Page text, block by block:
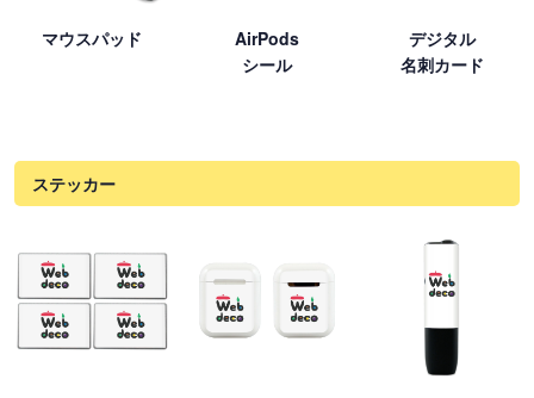
マウスパッド
AirPods
シール
デジタル
名刺カード
ステッカー